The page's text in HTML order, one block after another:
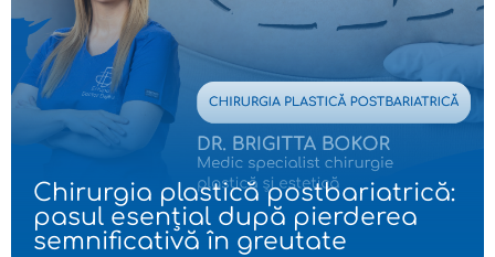
Chirurgia plastică postbariatrică:
pasul esențial după pierderea
semnificativă în greutate